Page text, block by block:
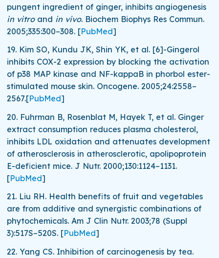
pungent ingredient of ginger, inhibits angiogenesis
in vitroand in vivo. Biochem Biophys Res Commun.
2005;335:300–308. [PubMed]
19. Kim SO, Kundu JK, Shin YK, et al. [6]-Gingerol
inhibits COX-2 expression by blocking the activation
of p38 MAP kinase and NF-kappaB in phorbol ester-
stimulated mouse skin. Oncogene. 2005;24:2558–
2567.[PubMed]
20. Fuhrman B, Rosenblat M, Hayek T, et al. Ginger
extract consumption reduces plasma cholesterol,
inhibits LDL oxidation and attenuates development
of atherosclerosis in atherosclerotic, apolipoprotein
E-deficient mice. J Nutr. 2000;130:1124–1131.
[PubMed]
21. Liu RH. Health benefits of fruit and vegetables
are from additive and synergistic combinations of
phytochemicals. Am J Clin Nutr. 2003;78 (Suppl
3):517S–520S. [PubMed]
22. Yang CS. Inhibition of carcinogenesis by tea.